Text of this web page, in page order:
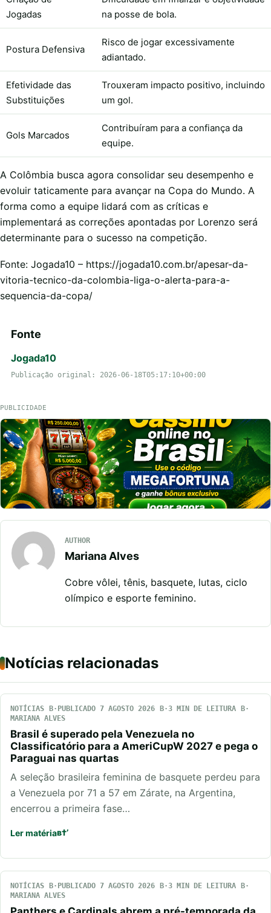
Jogadas
na posse de bola.
Postura Defensiva
Risco de jogar excessivamente
adiantado.
Efetividade das
Substituições
Trouxeram impacto positivo, incluindo
um gol.
Gols Marcados
Contribuíram para a confiança da
equipe.
A Colômbia busca agora consolidar seu desempenho e
evoluir taticamente para avançar na Copa do Mundo. A
forma como a equipe lidará com as críticas e
implementará as correções apontadas por Lorenzo será
determinante para o sucesso na competição.
Fonte: Jogada10 – https://jogada10.com.br/apesar-da-
vitoria-tecnico-da-colombia-liga-o-alerta-para-a-
sequencia-da-copa/
Fonte
Jogada10
Publicação original: 2026-06-18T05:17:10+00:00
PUBLICIDADE
AUTHOR
Mariana Alves
Cobre vôlei, tênis, basquete, lutas, ciclo
olímpico e esporte feminino.
Notícias relacionadas
NOTÍCIAS PUBLICADO 7 AGOSTO 2026
3 MIN DE LEITURA
MARIANA ALVES
Brasil é superado pela Venezuela no
Classificatório para a AmeriCupW 2027 e pega o
Paraguai nas quartas
A seleção brasileira feminina de basquete perdeu para
a Venezuela por 71 a 57 em Zárate, na Argentina,
encerrou a primeira fase…
Ler matéria
NOTÍCIAS PUBLICADO 7 AGOSTO 2026
3 MIN DE LEITURA
MARIANA ALVES